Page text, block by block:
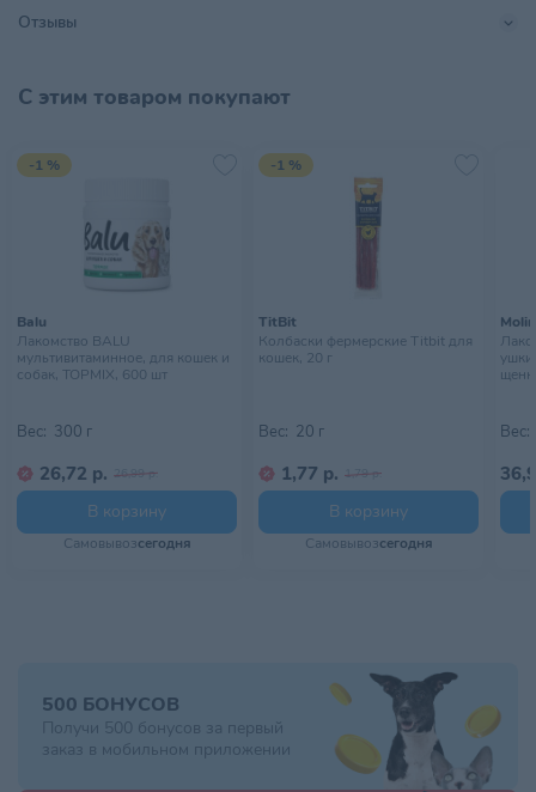
Размер питомца
Тип упаковки Блистер
Условия хранения
Хранить в сухом, хорошо
Отзывы
С этим товаром покупают
-1 %
Balu
Лакомство BALU
мультивитаминное, для кошек и
собак, TOPMIX, 600 шт
Вес: 300 г
26,72 р. 26,99 р.
В корзину
Самовывозсегодня
-1 %
TitBit
Колбаски фермерские Titbit для
кошек, 20 г
Вес: 20 г
1,77 р. 1,79 р.
В корзину
Самовывозсегодня
ушки
Вес:
500 БОНУСОВ
Получи 500 бонусов за первый
заказ в мобильном приложении